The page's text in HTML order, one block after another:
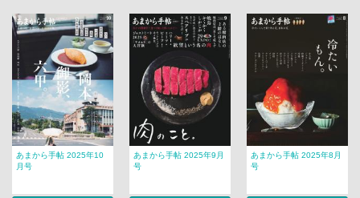
あまから手帖 2025年10
月号
あまから手帖 2025年9月
号
あまから手帖 2025年8月
号